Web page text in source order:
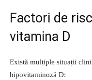
Factori de
vitamina D
Există multiple situații
hipovitaminoză D: